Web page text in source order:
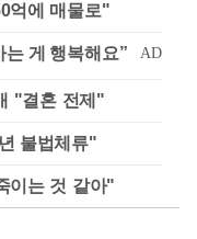
억에 매물로"
"결혼 전제"
불법체류"
이는 것 같아"